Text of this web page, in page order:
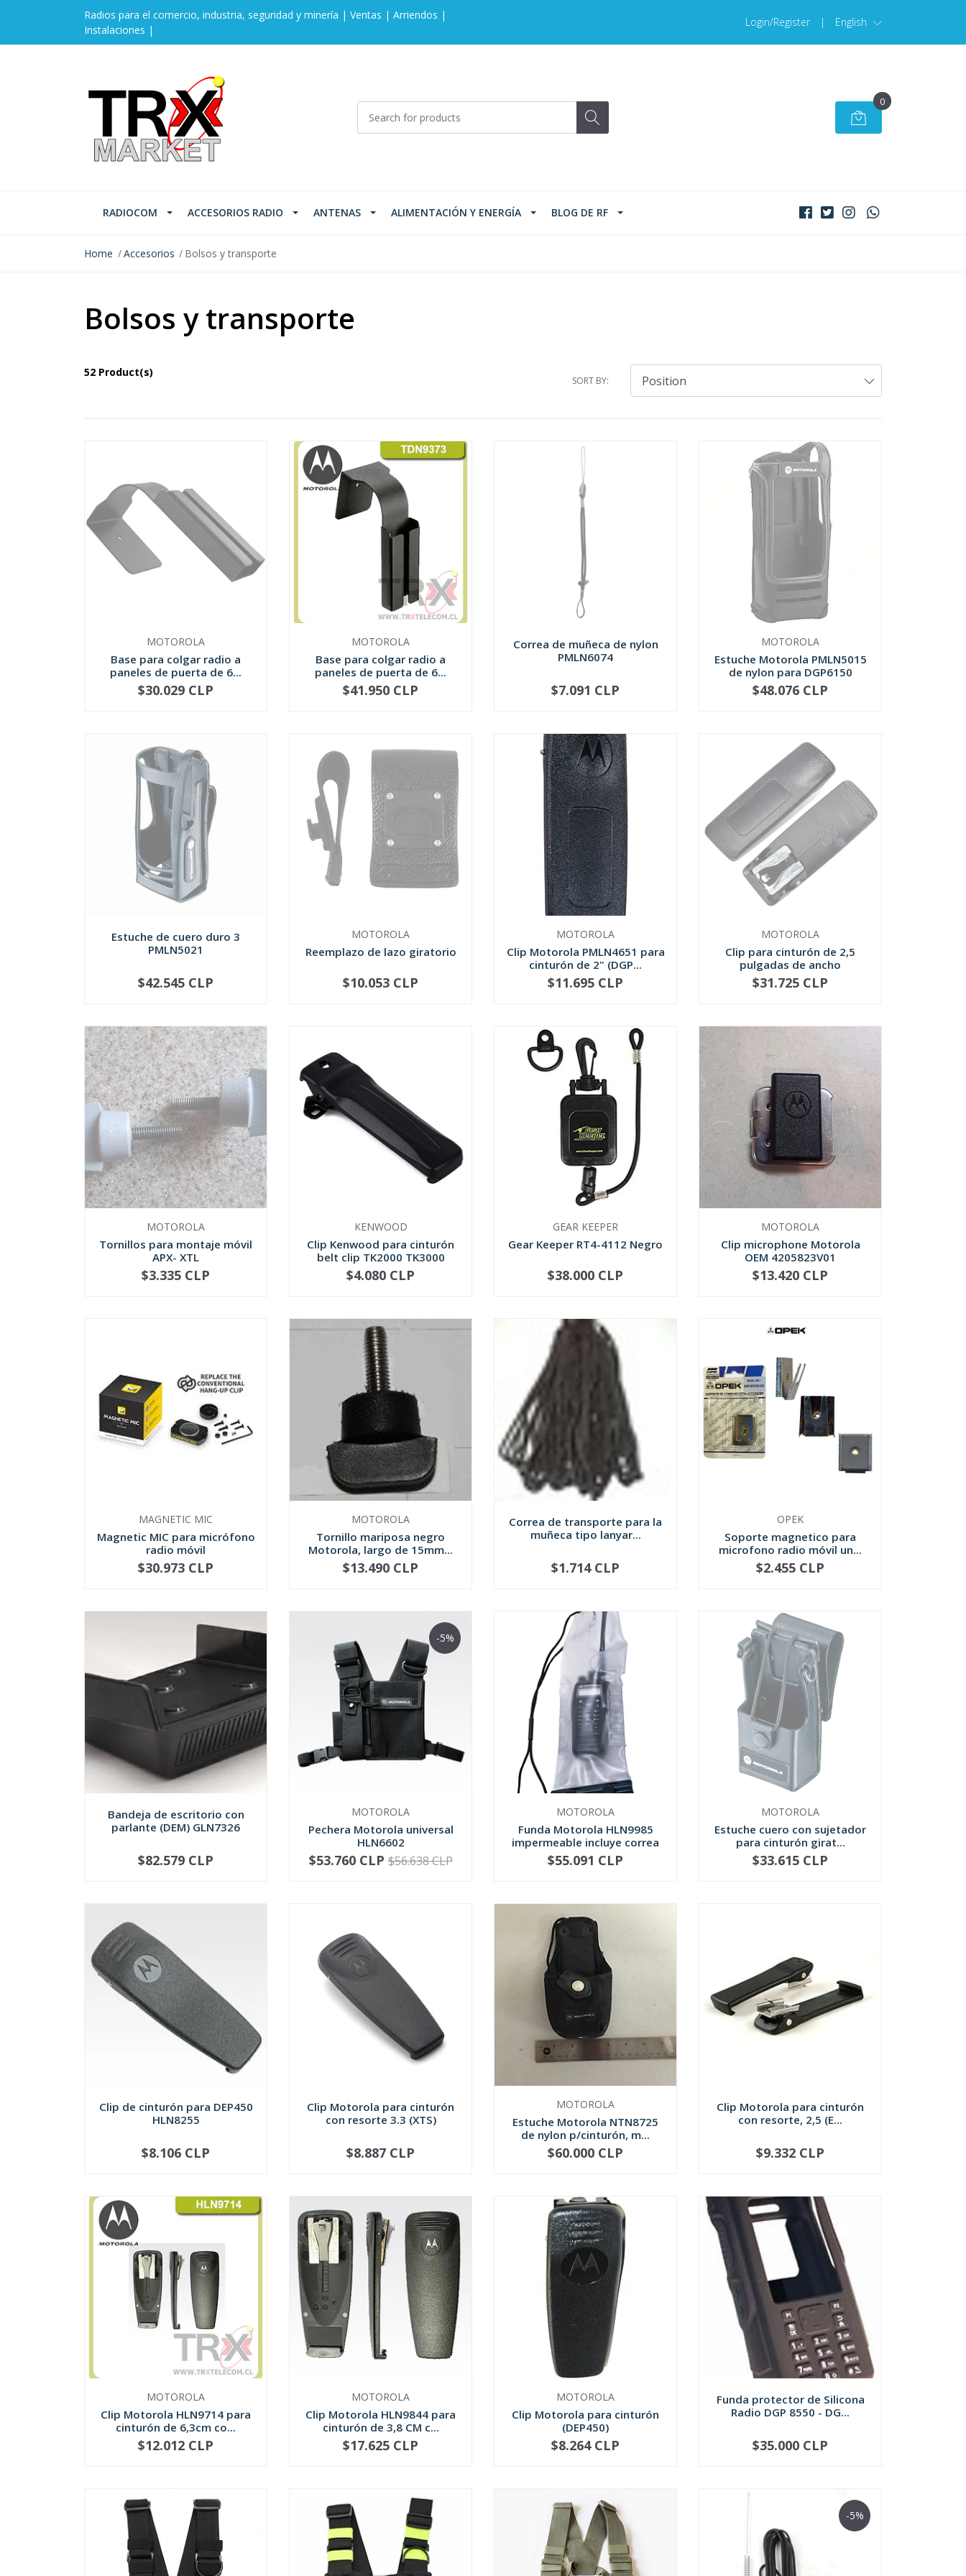
Radios para el comercio, industria, seguridad y minería | Ventas | Arriendos |
Instalaciones |
Login/Register | English
0
RADIOCOM ACCESORIOS RADIO ANTENAS ALIMENTACIÓN Y ENERGÍA BLOG DE RF
Home Accesorios Bolsos y transporte
Bolsos y transporte
52 Product(s)
SORT BY:
MOTOROLA
Base para colgar radio a
paneles de puerta de 6...
NOT AVAILABLE
$30.029 CLP
MOTOROLA
Base para colgar radio a
paneles de puerta de 6...
+
$41.950 CLP
Correa de muñeca de nylon
PMLN6074
NOT AVAILABLE
$7.091 CLP
MOTOROLA
Estuche Motorola PMLN5015
de nylon para DGP6150
NOT AVAILABLE
$48.076 CLP
Estuche de cuero duro 3
PMLN5021
NOT AVAILABLE
$42.545 CLP
MOTOROLA
Reemplazo de lazo giratorio
NOT AVAILABLE
$10.053 CLP
MOTOROLA
Clip Motorola PMLN4651 para
cinturón de 2" (DGP...
+
$11.695 CLP
MOTOROLA
Clip para cinturón de 2,5
pulgadas de ancho
NOT AVAILABLE
$31.725 CLP
MOTOROLA
Tornillos para montaje móvil
APX- XTL
NOT AVAILABLE
$3.335 CLP
KENWOOD
Clip Kenwood para cinturón
belt clip TK2000 TK3000
+
$4.080 CLP
GEAR KEEPER
Gear Keeper RT4-4112 Negro
+
$38.000 CLP
MOTOROLA
Clip microphone Motorola
OEM 4205823V01
+
$13.420 CLP
MAGNETIC MIC
Magnetic MIC para micrófono
radio móvil
+
$30.973 CLP
MOTOROLA
Tornillo mariposa negro
Motorola, largo de 15mm...
+
$13.490 CLP
Correa de transporte para la
muñeca tipo lanyar...
+
$1.714 CLP
OPEK
Soporte magnetico para
microfono radio móvil un...
+
$2.455 CLP
Bandeja de escritorio con
parlante (DEM) GLN7326
+
$82.579 CLP
-5%
MOTOROLA
Pechera Motorola universal
HLN6602
+
-$53.760 CLP$56.638 CLP
MOTOROLA
Funda Motorola HLN9985
impermeable incluye correa
+
$55.091 CLP
MOTOROLA
Estuche cuero con sujetador
para cinturón girat...
NOT AVAILABLE
$33.615 CLP
Clip de cinturón para DEP450
HLN8255
+
$8.106 CLP
Clip Motorola para cinturón
con resorte 3.3 (XTS)
+
$8.887 CLP
MOTOROLA
Estuche Motorola NTN8725
de nylon p/cinturón, m...
+
$60.000 CLP
Clip Motorola para cinturón
con resorte, 2,5 (E...
+
$9.332 CLP
MOTOROLA
Clip Motorola HLN9714 para
cinturón de 6,3cm co...
+
$12.012 CLP
MOTOROLA
Clip Motorola HLN9844 para
cinturón de 3,8 CM c...
+
$17.625 CLP
MOTOROLA
Clip Motorola para cinturón
(DEP450)
+
$8.264 CLP
Funda protector de Silicona
Radio DGP 8550 - DG...
+
$35.000 CLP
-5%